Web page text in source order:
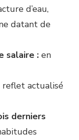
d’eau,
datant de
salaire : en
reflet actualisé
derniers